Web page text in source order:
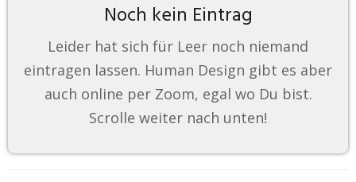
Noch kein Eintrag
Leider hat sich für Leer noch niemand
eintragen lassen. Human Design gibt es aber
auch online per Zoom, egal wo Du bist.
Scrolle weiter nach unten!